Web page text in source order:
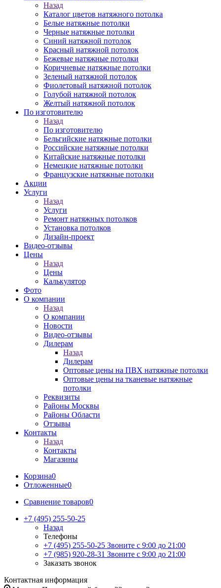
Назад
Каталог цветов натяжного потолка
Белые натяжные потолки
Черные натяжные потолки
Синий натяжной потолок
Красный натяжной потолок
Бежевые натяжные потолки
Коричневые натяжные потолки
Зеленый натяжной потолок
Фиолетовый натяжной потолок
Голубой натяжной потолок
Желтый натяжной потолок
По изготовителю
Назад
По изготовителю
Бельгийские натяжные потолки
Российские натяжные потолки
Китайские натяжные потолки
Немецкие натяжные потолки
Французские натяжные потолки
Акции
Услуги
Назад
Услуги
Ремонт натяжных потолков
Установка потолков
Дизайн-проект
Видео-отзывы
Цены
Назад
Цены
Калькулятор
Фото
О компании
Назад
О компании
Новости
Видео-отзывы
Дилерам
Назад
Дилерам
Оптовые цены на ПВХ натяжные потолки
Оптовые цены на тканевые натяжные
потолки
Реквизиты
Районы Москвы
Районы Области
Отзывы
Контакты
Назад
Контакты
Магазины
Корзина0
Отложенные0
Сравнение товаров0
+7 (495) 255-50-25
Назад
Телефоны
+7 (495) 255-50-25 Звоните с 9:00 до 21:00
+7 (985) 920-28-31 Звоните с 9:00 до 21:00
Заказать звонок
Контактная информация